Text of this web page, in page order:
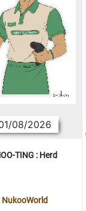
08/2026
TING : Herd
NukooWorld